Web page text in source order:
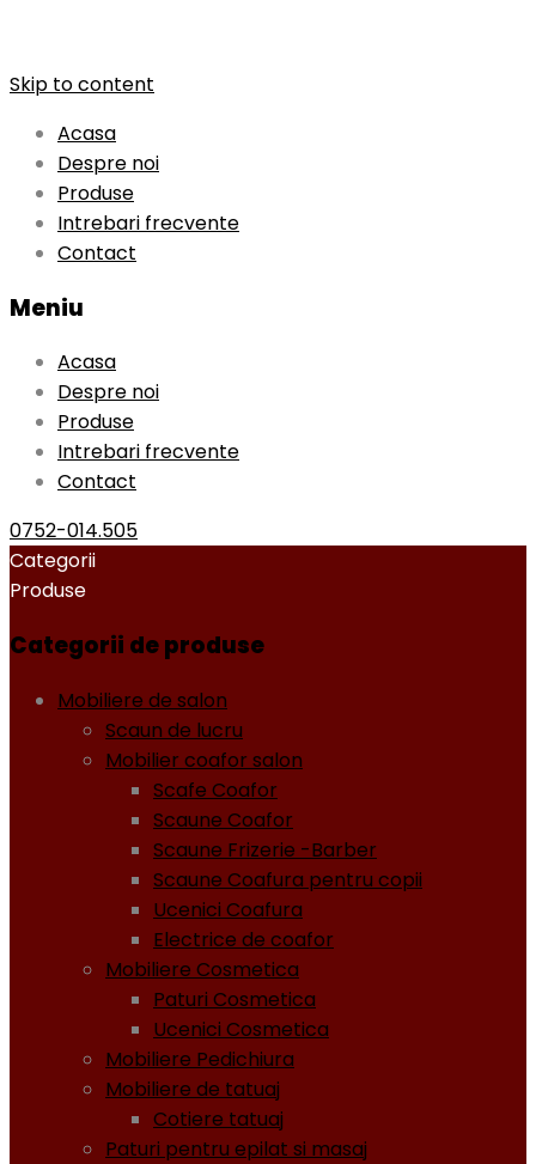
Skip to content
Acasa
Despre noi
Produse
Intrebari frecvente
Contact
Meniu
Acasa
Despre noi
Produse
Intrebari frecvente
Contact
0752-014.505
Categorii
Produse
Categorii de produse
Mobiliere de salon
Scaun de lucru
Mobilier coafor salon
Scafe Coafor
Scaune Coafor
Scaune Frizerie -Barber
Scaune Coafura pentru copii
Ucenici Coafura
Electrice de coafor
Mobiliere Cosmetica
Paturi Cosmetica
Ucenici Cosmetica
Mobiliere Pedichiura
Mobiliere de tatuaj
Cotiere tatuaj
Paturi pentru epilat si masaj